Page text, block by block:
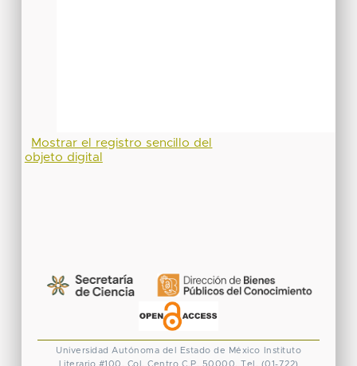
Mostrar el registro sencillo del
objeto digital
Universidad Autónoma del Estado de México
Instituto